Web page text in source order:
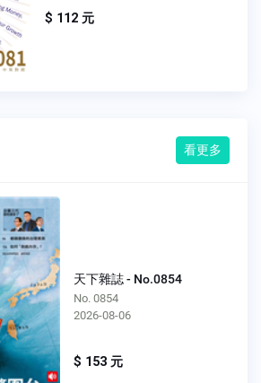
$ 112 元
看更多
天下雜誌 - No.0854
No. 0854
2026-08-06
$ 153 元